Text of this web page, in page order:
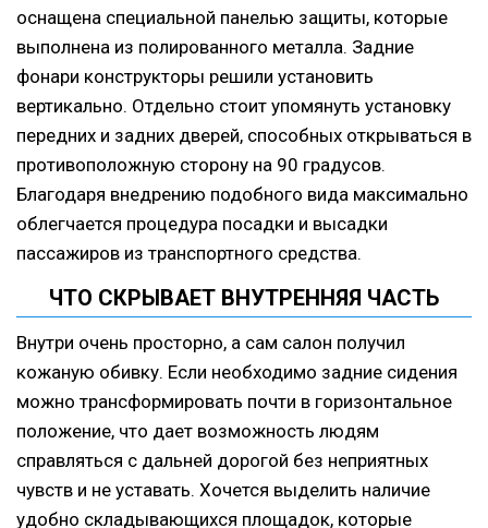
оснащена специальной панелью защиты, которые
выполнена из полированного металла. Задние
фонари конструкторы решили установить
вертикально. Отдельно стоит упомянуть установку
передних и задних дверей, способных открываться в
противоположную сторону на 90 градусов.
Благодаря внедрению подобного вида максимально
облегчается процедура посадки и высадки
пассажиров из транспортного средства.
ЧТО СКРЫВАЕТ ВНУТРЕННЯЯ ЧАСТЬ
Внутри очень просторно, а сам салон получил
кожаную обивку. Если необходимо задние сидения
можно трансформировать почти в горизонтальное
положение, что дает возможность людям
справляться с дальней дорогой без неприятных
чувств и не уставать. Хочется выделить наличие
удобно складывающихся площадок, которые